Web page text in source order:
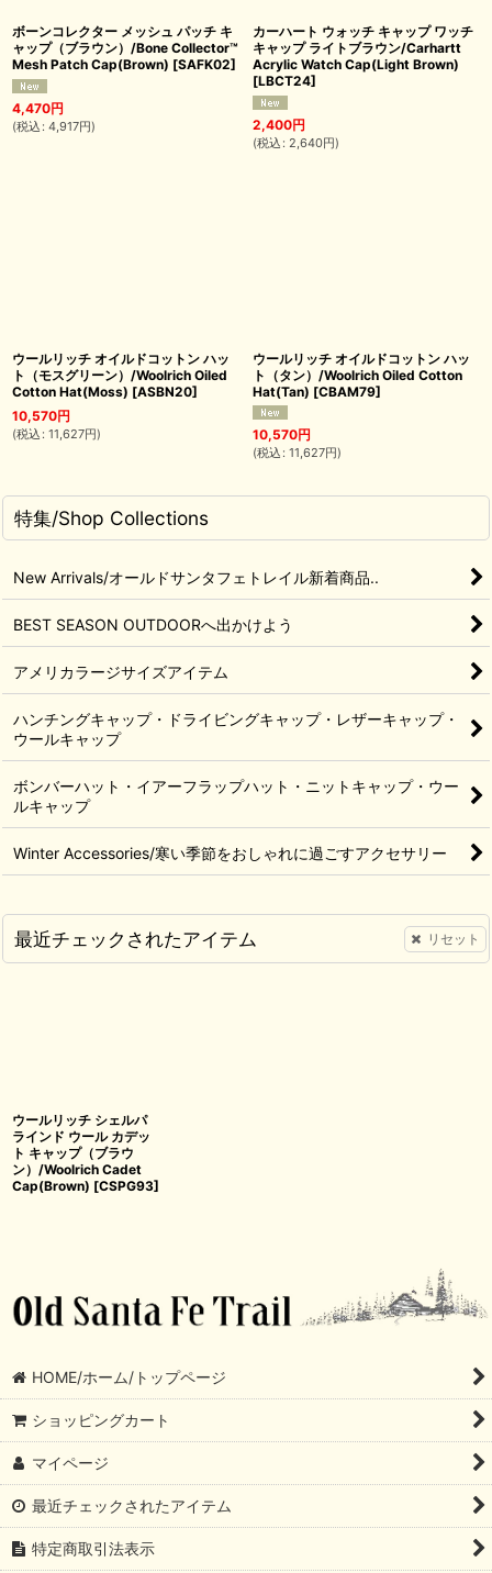
ボーンコレクター メッシュ パッチ キ
ャップ（ブラウン）/Bone Collector™
Mesh Patch Cap(Brown) [SAFK02]
4,470円
(税込 : 4,917円)
カーハート ウォッチ キャップ ワッチ
キャップ ライトブラウン/Carhartt
Acrylic Watch Cap(Light Brown)
[LBCT24]
2,400円
(税込 : 2,640円)
ウールリッチ オイルドコットン ハッ
ト（モスグリーン）/Woolrich Oiled
Cotton Hat(Moss) [ASBN20]
10,570円
(税込 : 11,627円)
ウールリッチ オイルドコットン ハッ
ト（タン）/Woolrich Oiled Cotton
Hat(Tan) [CBAM79]
10,570円
(税込 : 11,627円)
特集/Shop Collections
New Arrivals/オールドサンタフェトレイル新着商品..
BEST SEASON OUTDOORへ出かけよう
アメリカラージサイズアイテム
ハンチングキャップ・ドライビングキャップ・レザーキャップ・
ウールキャップ
ボンバーハット・イアーフラップハット・ニットキャップ・ウー
ルキャップ
Winter Accessories/寒い季節をおしゃれに過ごすアクセサリー
最近チェックされたアイテム リセット
ウールリッチ シェルパ
ラインド ウール カデッ
ト キャップ（ブラウ
ン）/Woolrich Cadet
Cap(Brown) [CSPG93]
HOME/ホーム/トップページ
ショッピングカート
マイページ
最近チェックされたアイテム
特定商取引法表示